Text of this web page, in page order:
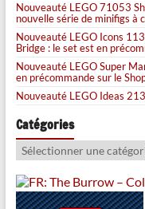
Nouveauté LEGO 71053
nouvelle série de minifigs à
Nouveauté LEGO Icons
Bridge : le set est en
Nouveauté LEGO Super
en précommande sur le
Nouveauté LEGO Ideas
Catégories
Catégories